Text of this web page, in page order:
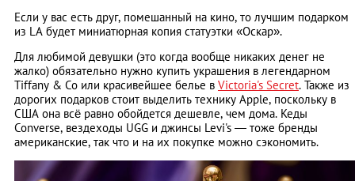
Если у вас есть друг, помешанный на кино, то лучшим подарком
из LA будет миниатюрная копия статуэтки «Оскар».
Для любимой девушки (это когда вообще никаких денег не
жалко) обязательно нужно купить украшения в легендарном
Tiffany & Co или красивейшее белье в Victoria's Secret. Также из
дорогих подарков стоит выделить технику Apple, поскольку в
США она всё равно обойдется дешевле, чем дома. Кеды
Converse, вездеходы UGG и джинсы Levi's — тоже бренды
американские, так что и на их покупке можно сэкономить.